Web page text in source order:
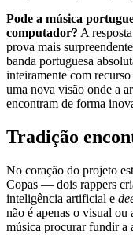
Pode a música
computador? A
prova mais
banda portuguesa
inteiramente com
uma nova visão onde a
encontram de forma
Tradição
No coração do projeto
Copas — dois rappers
inteligência artificial e
não é apenas o visual ou
música procurar fundir a